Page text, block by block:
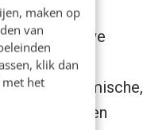
maken op
van
klik dan
met het
alle nieuwe
de klant te
een dynamische,
webdesign en